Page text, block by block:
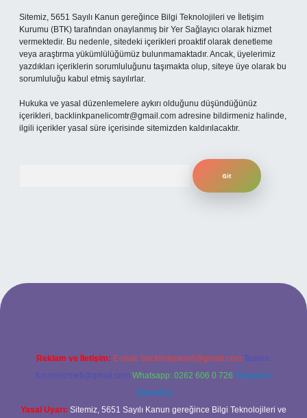
Sitemiz, 5651 Sayılı Kanun gereğince Bilgi Teknolojileri ve İletişim
Kurumu (BTK) tarafından onaylanmış bir Yer Sağlayıcı olarak hizmet
vermektedir. Bu nedenle, sitedeki içerikleri proaktif olarak denetleme
veya araştırma yükümlülüğümüz bulunmamaktadır. Ancak, üyelerimiz
yazdıkları içeriklerin sorumluluğunu taşımakta olup, siteye üye olarak bu
sorumluluğu kabul etmiş sayılırlar.
Hukuka ve yasal düzenlemelere aykırı olduğunu düşündüğünüz
içerikleri, backlinkpanelicomtr@gmail.com adresine bildirmeniz halinde,
ilgili içerikler yasal süre içerisinde sitemizden kaldırılacaktır.
güncel giriş
Reklam ve İletişim: E-mail: backlinkpaneli@gmail.com Teams:
forumhizmeti@gmail.com Whatsapp: 0262 606 0 726 Telegram:
@karabul
Yasal Uyarı: Sitemiz, 5651 Sayılı Kanun gereğince Bilgi Teknolojileri ve